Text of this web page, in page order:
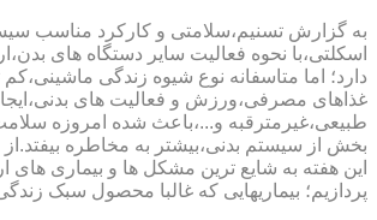
به گزارش تسنیم،سلامتی و کارکرد مناسب
اسکلتی،با نحوه فعالیت سایر دستگاه های
دارد؛ اما متاسفانه نوع شیوه زندگی
غذاهای مصرفی،ورزش و فعالیت های
طبیعی،غیرمترقبه و...،باعث شده امروزه
بخش از سیستم بدنی،بیشتر به مخاطره
این هفته به شایع ترین مشکل ها و بیماری های
پردازیم؛ بیماریهایی که غالبا محصول سبک